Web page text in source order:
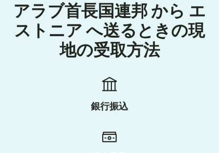
アラブ首長国連邦 から エ
ストニア へ送るときの現
地の受取方法
銀行振込